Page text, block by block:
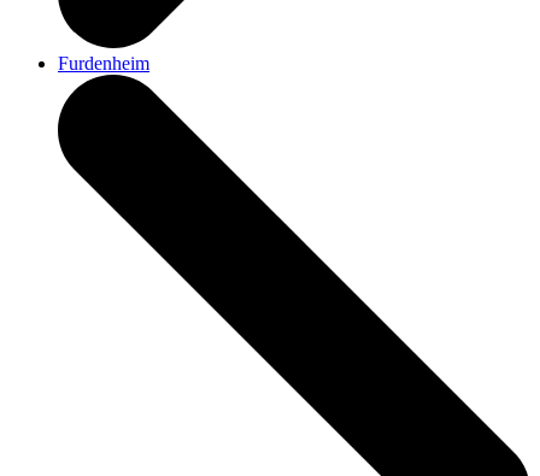
Furdenheim